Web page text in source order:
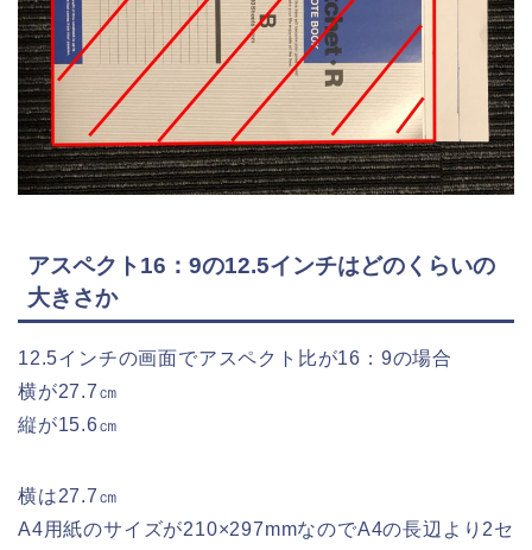
アスペクト16：9の12.5インチはどのくらいの
大きさか
12.5インチの画面でアスペクト比が16：9の場合
横が27.7㎝
縦が15.6㎝
横は27.7㎝
A4用紙のサイズが210×297mmなのでA4の長辺より2セ